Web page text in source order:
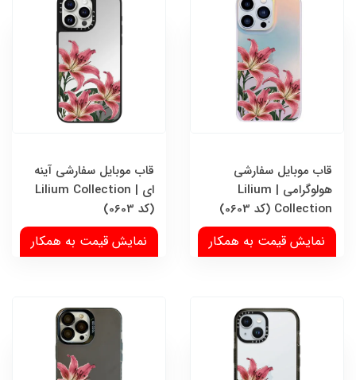
قاب موبایل سفارشی
هولوگرامی | Lilium
Collection (کد 0603)
نمایش قیمت به همکار
قاب موبایل سفارشی آینه
ای | Lilium Collection
(کد 0603)
نمایش قیمت به همکار